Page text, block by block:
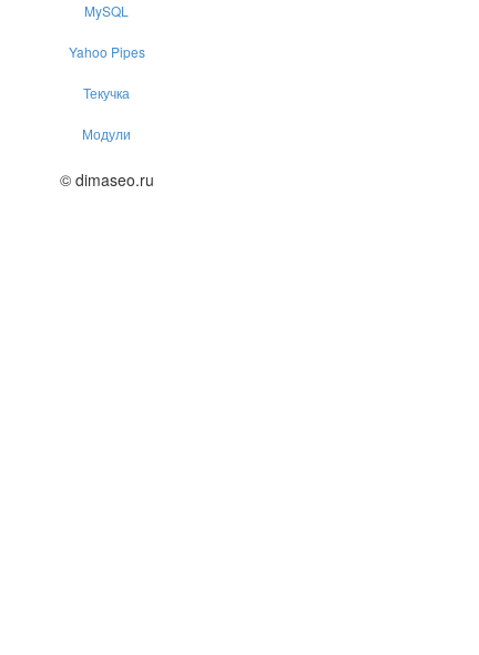
MySQL
Yahoo Pipes
Текучка
Модули
© dimaseo.ru